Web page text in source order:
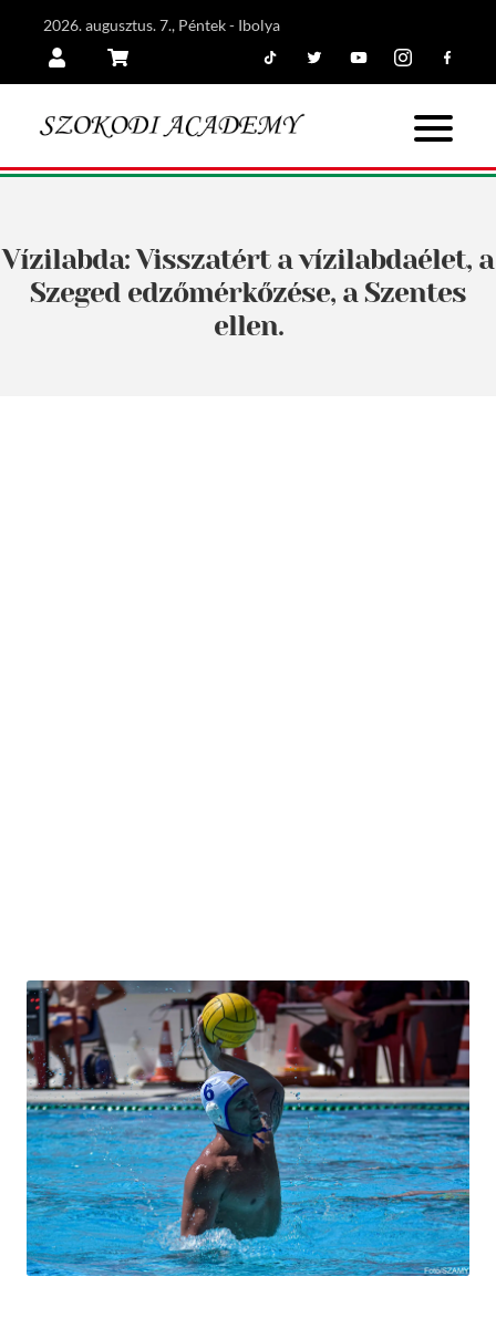
2026. augusztus. 7., Péntek - Ibolya
Vízilabda: Visszatért a vízilabdaélet, a
Szeged edzőmérkőzése, a Szentes
ellen.